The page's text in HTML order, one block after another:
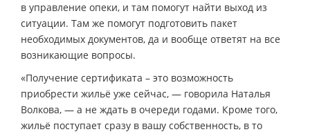
в управление опеки, и там помогут найти выход из
ситуации. Там же помогут подготовить пакет
необходимых документов, да и вообще ответят на все
возникающие вопросы.
«Получение сертификата – это возможность
приобрести жильё уже сейчас, — говорила Наталья
Волкова, — а не ждать в очереди годами. Кроме того,
жильё поступает сразу в вашу собственность, в то